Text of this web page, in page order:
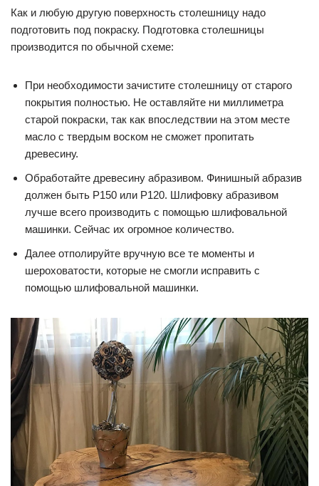
Как и любую другую поверхность столешницу надо
подготовить под покраску. Подготовка столешницы
производится по обычной схеме:
При необходимости зачистите столешницу от старого
покрытия полностью. Не оставляйте ни миллиметра
старой покраски, так как впоследствии на этом месте
масло с твердым воском не сможет пропитать
древесину.
Обработайте древесину абразивом. Финишный абразив
должен быть Р150 или Р120. Шлифовку абразивом
лучше всего производить с помощью шлифовальной
машинки. Сейчас их огромное количество.
Далее отполируйте вручную все те моменты и
шероховатости, которые не смогли исправить с
помощью шлифовальной машинки.